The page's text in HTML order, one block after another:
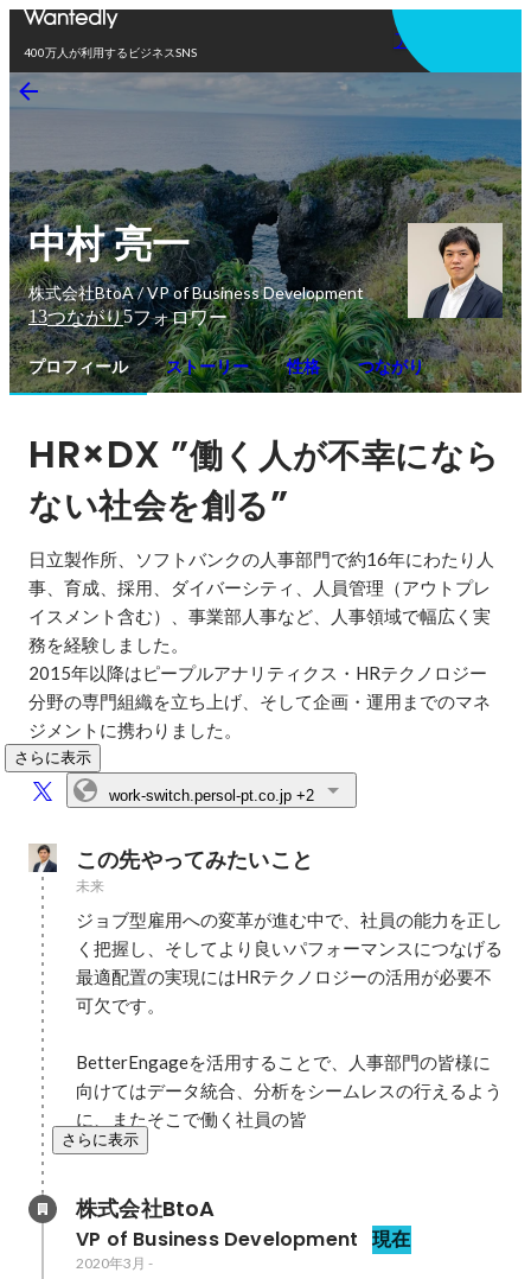
400万人が利用するビジネスSNS
アプリを使う
中村 亮一
株式会社BtoA / VP of Business Development
13つながり5フォロワー
プロフィール ストーリー 性格 つながり
HR×DX ”働く人が不幸になら
ない社会を創る”
日立製作所、ソフトバンクの人事部門で約16年にわたり人
事、育成、採用、ダイバーシティ、人員管理（アウトプレ
イスメント含む）、事業部人事など、人事領域で幅広く実
務を経験しました。
2015年以降はピープルアナリティクス・HRテクノロジー
分野の専門組織を立ち上げ、そして企画・運用までのマネ
さらに表示
work-switch.persol-pt.co.jp +2
この先やってみたいこと
未来
ジョブ型雇用への変革が進む中で、社員の能力を正し
く把握し、そしてより良いパフォーマンスにつなげる
最適配置の実現にはHRテクノロジーの活用が必要不
可欠です。
BetterEngageを活用することで、人事部門の皆様に
向けてはデータ統合、分析をシームレスの行えるよう
に、またそこで働く社員の皆
さらに表示
株式会社BtoA
VP of Business Development 現在
2020年3月 -